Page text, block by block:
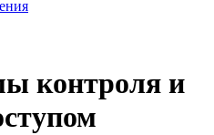
контроля и